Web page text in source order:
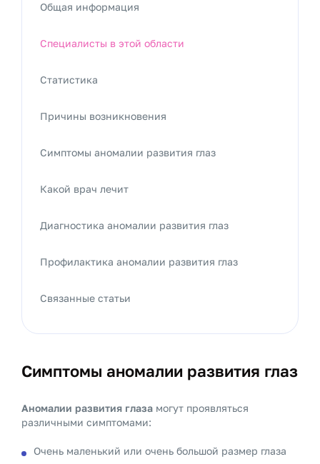
Симптомы аномалии развития глаз
Аномалии развития глаза могут проявляться
различными симптомами:
Очень маленький или очень большой размер глаза
Общая информация
Специалисты в этой области
Статистика
Причины возникновения
Симптомы аномалии развития глаз
Какой врач лечит
Диагностика аномалии развития глаз
Профилактика аномалии развития глаз
Связанные статьи